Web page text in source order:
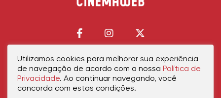
Início Política de PrivacidadePolítica de CookiesContatoSobre Nós
Utilizamos cookies para melhorar sua experiência
de navegação de acordo com a nossa Política de
Privacidade. Ao continuar navegando, você
concorda com estas condições.